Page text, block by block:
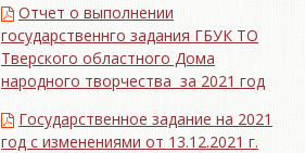
Отчет о выполнении
государственнго задания ГБУК ТО
Тверского областного Дома
народного творчества за 2021 год
Государственное задание на 2021
год с изменениями от 13.12.2021 г.